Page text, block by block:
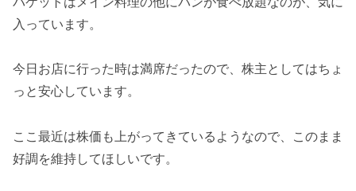
入っています。
今日お店に行った時は満席だったので、株主としてはちょ
っと安心しています。
ここ最近は株価も上がってきているようなので、このまま
好調を維持してほしいです。